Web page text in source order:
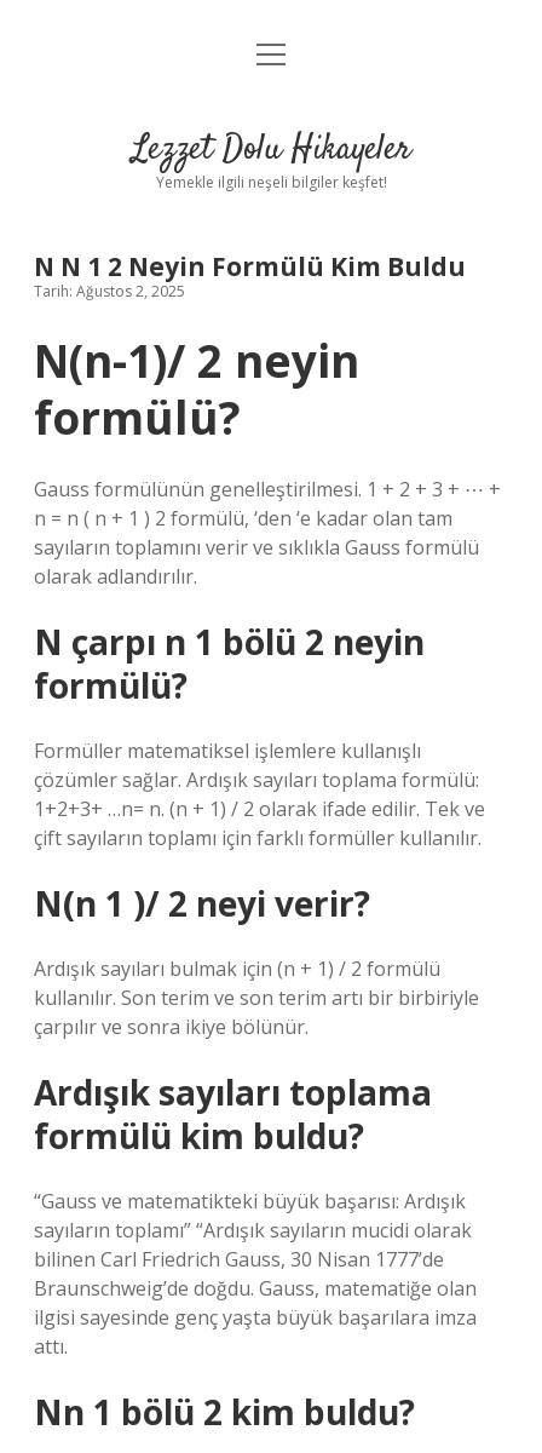
Anasayfa
Yasal Uyarı
menüyü
Lezzet Dolu Hikayeler
Yemekle ilgili neşeli bilgiler keşfet!
N N 1 2 Neyin Formülü Kim Buldu
Tarih: Ağustos 2, 2025
N(n-1)/ 2 neyin
formülü?
Gauss formülünün genelleştirilmesi. 1 + 2 + 3 + ⋯ +
n = n ( n + 1 ) 2 formülü, ‘den ‘e kadar olan tam
sayıların toplamını verir ve sıklıkla Gauss formülü
olarak adlandırılır.
N çarpı n 1 bölü 2 neyin
formülü?
Formüller matematiksel işlemlere kullanışlı
çözümler sağlar. Ardışık sayıları toplama formülü:
1+2+3+ …n= n. (n + 1) / 2 olarak ifade edilir. Tek ve
çift sayıların toplamı için farklı formüller kullanılır.
N(n 1 )/ 2 neyi verir?
Ardışık sayıları bulmak için (n + 1) / 2 formülü
kullanılır. Son terim ve son terim artı bir birbiriyle
çarpılır ve sonra ikiye bölünür.
Ardışık sayıları toplama
formülü kim buldu?
“Gauss ve matematikteki büyük başarısı: Ardışık
sayıların toplamı” “Ardışık sayıların mucidi olarak
bilinen Carl Friedrich Gauss, 30 Nisan 1777’de
Braunschweig’de doğdu. Gauss, matematiğe olan
ilgisi sayesinde genç yaşta büyük başarılara imza
attı.
Nn 1 bölü 2 kim buldu?